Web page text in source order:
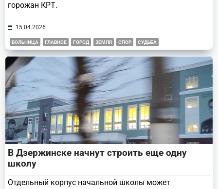
горожан КРТ.
15.04.2026
БОЛЬНИЦА ГЛАВНОЕ ГОРОД ЗЕМЛЯ СПОР СУДЬБА
В Дзержинске начнут строить еще одну
школу
Отдельный корпус начальной школы может